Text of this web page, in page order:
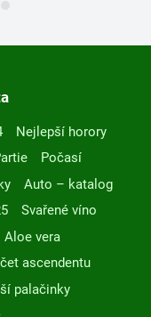
Nejlepší horory
Počasí
Auto – katalog
Svařené víno
Aloe vera
ascendentu
palačinky